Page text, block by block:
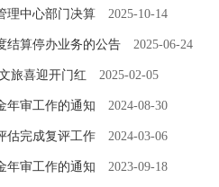
理中心部门决算 2025-10-14
结算停办业务的公告 2025-06-24
旅喜迎开门红 2025-02-05
年审工作的通知 2024-08-30
估完成复评工作 2024-03-06
年审工作的通知 2023-09-18